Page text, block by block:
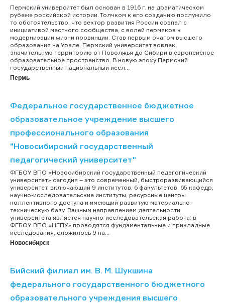
Пермский университет был основан в 1916 г. на драматическом
рубеже российской истории. Толчком к его созданию послужило
то обстоятельство, что вектор развития России совпал с
инициативой местного сообщества, с волей пермяков к
модернизации жизни провинции. Став первым очагом высшего
образования на Урале, Пермский университет вовлек
значительную территорию от Поволжья до Сибири в европейское
образовательное пространство. В новую эпоху Пермский
государственный национальный иссл...
Пермь
Федеральное государственное бюджетное
образовательное учреждение высшего
профессионального образования
"Новосибирский государственный
педагогический университет"
ФГБОУ ВПО «Новосибирский государственный педагогический
университет» сегодня – это современный, быстроразвивающийся
университет, включающий 9 институтов, 6 факультетов, 65 кафедр,
научно-исследовательские институты, ресурсные центры
коллективного доступа и имеющий развитую материально-
техническую базу. Важным направлением деятельности
университета является научно-исследовательская работа: в
ФГБОУ ВПО «НГПУ» проводятся фундаментальные и прикладные
исследования, сложилось 9 на...
Новосибирск
Бийский филиал им. В. М. Шукшина
федерального государственного бюджетного
образовательного учреждения высшего